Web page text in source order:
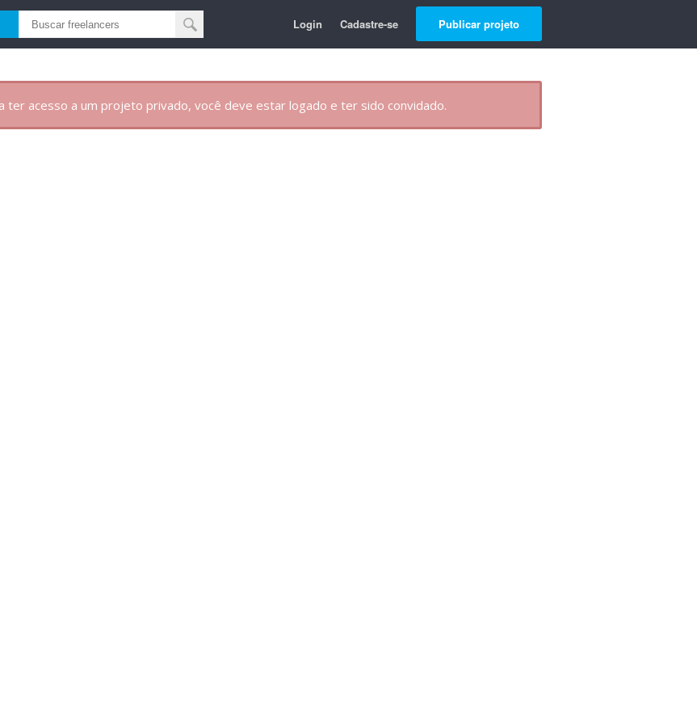
Login Cadastre-se Publicar projeto
ter acesso a um projeto privado, você deve estar logado e ter sido convidado.